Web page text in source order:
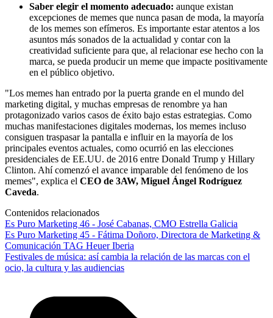
Saber elegir el momento adecuado: aunque existan
excepciones de memes que nunca pasan de moda, la mayoría
de los memes son efímeros. Es importante estar atentos a los
asuntos más sonados de la actualidad y contar con la
creatividad suficiente para que, al relacionar ese hecho con la
marca, se pueda producir un meme que impacte positivamente
en el público objetivo.
"Los memes han entrado por la puerta grande en el mundo del
marketing digital, y muchas empresas de renombre ya han
protagonizado varios casos de éxito bajo estas estrategias. Como
muchas manifestaciones digitales modernas, los memes incluso
consiguen traspasar la pantalla e influir en la mayoría de los
principales eventos actuales, como ocurrió en las elecciones
presidenciales de EE.UU. de 2016 entre Donald Trump y Hillary
Clinton. Ahí comenzó el avance imparable del fenómeno de los
memes", explica el CEO de 3AW, Miguel Ángel Rodríguez
Caveda.
Contenidos relacionados
Es Puro Marketing 46 - José Cabanas, CMO Estrella Galicia
Es Puro Marketing 45 - Fátima Doñoro, Directora de Marketing &
Comunicación TAG Heuer Iberia
Festivales de música: así cambia la relación de las marcas con el
ocio, la cultura y las audiencias